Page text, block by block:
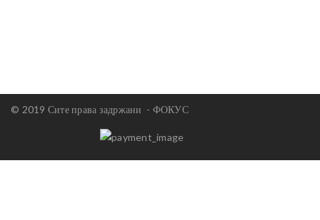
© 2019 Сите права задржани - ФОКУС